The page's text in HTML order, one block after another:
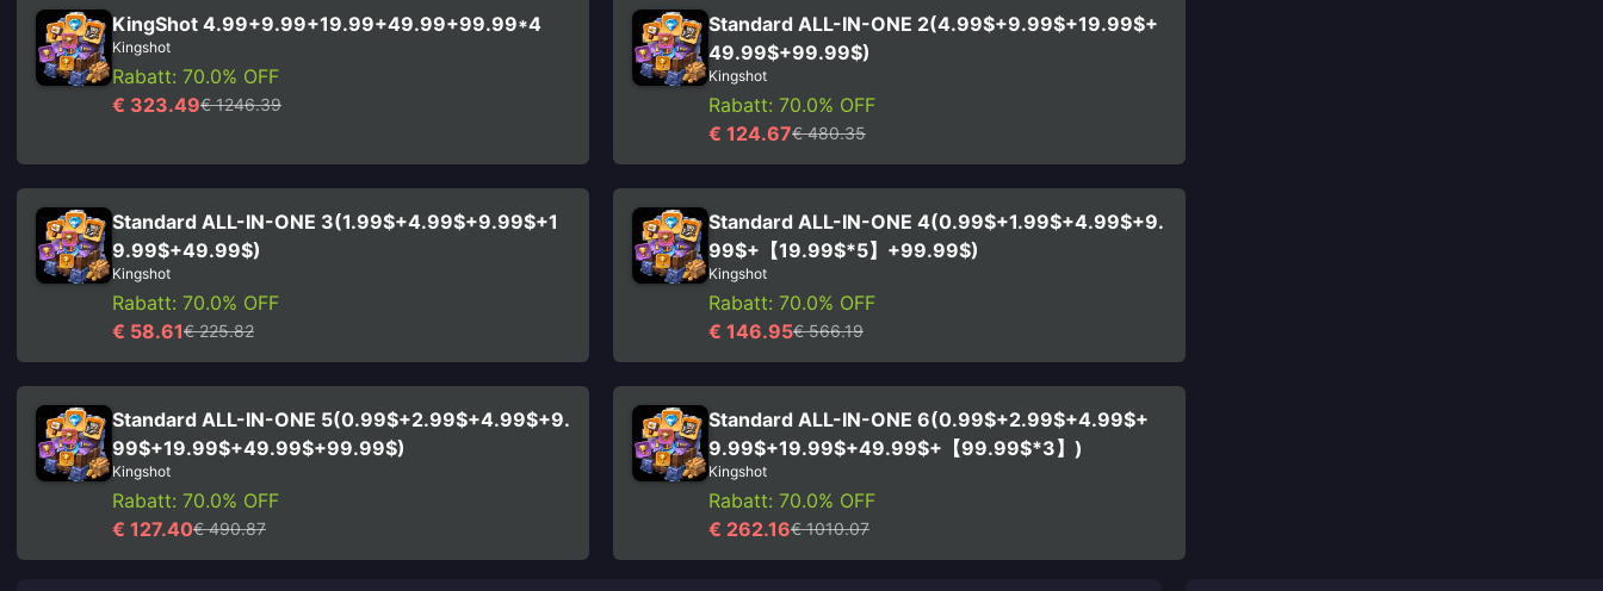
KingShot 4.99+9.99+19.99+49.99+99.99*4
Kingshot
Rabatt: 70.0% OFF
€ 323.49€ 1246.39
Standard ALL-IN-ONE 2(4.99$+9.99$+19.99$+
49.99$+99.99$)
Kingshot
Rabatt: 70.0% OFF
€ 124.67€ 480.35
Standard ALL-IN-ONE 3(1.99$+4.99$+9.99$+1
9.99$+49.99$)
Kingshot
Rabatt: 70.0% OFF
€ 58.61€ 225.82
Standard ALL-IN-ONE 4(0.99$+1.99$+4.99$+9.
99$+【19.99$*5】+99.99$)
Kingshot
Rabatt: 70.0% OFF
€ 146.95€ 566.19
Standard ALL-IN-ONE 5(0.99$+2.99$+4.99$+9.
99$+19.99$+49.99$+99.99$)
Kingshot
Rabatt: 70.0% OFF
€ 127.40€ 490.87
Standard ALL-IN-ONE 6(0.99$+2.99$+4.99$+
9.99$+19.99$+49.99$+【99.99$*3】)
Kingshot
Rabatt: 70.0% OFF
€ 262.16€ 1010.07